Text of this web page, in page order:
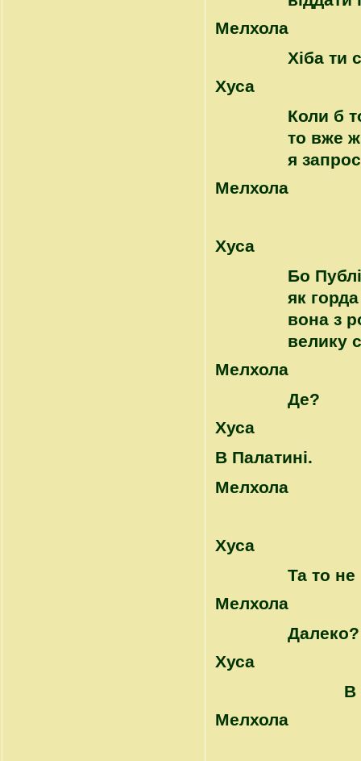
Mелхола
Хіба ти
Хуса
Коли б
то вже
я
Mелхола
Хуса
Бо
як
вона з
велику
Mелхола
Де?
Хуса
В Палатині.
Mелхола
Хуса
Та то не
Mелхола
Далеко?
Хуса
В
Mелхола